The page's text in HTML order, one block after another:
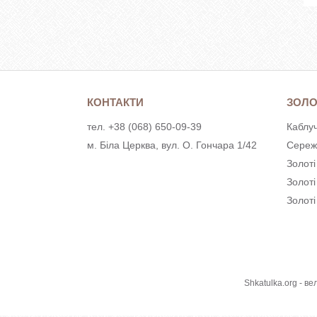
КОНТАКТИ
тел. +38 (068) 650-09-39
м. Біла Церква, вул. О. Гончара 1/42